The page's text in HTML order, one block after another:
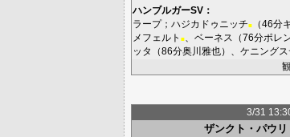
ハンブルガーSV ：
ラープ； ハジカドゥニッチ■ （46分
メフェルト ■ ベーネス （76分ポレ
ッタ
（86分奥川雅也）、 ケニング
3/31
ザンクト・パウリ